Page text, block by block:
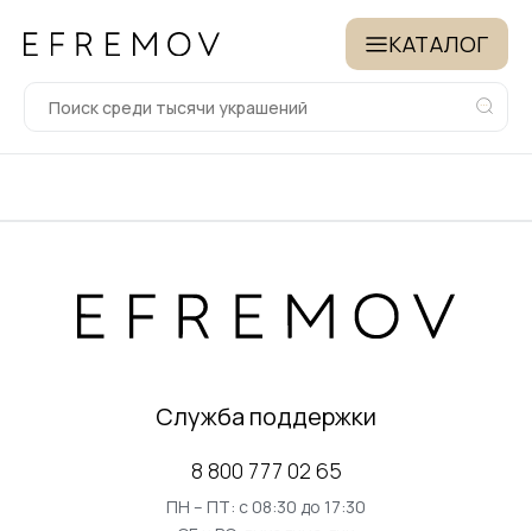
КАТАЛОГ
Служба поддержки
8 800 777 02 65
ПН – ПТ: с 08:30 до 17:30